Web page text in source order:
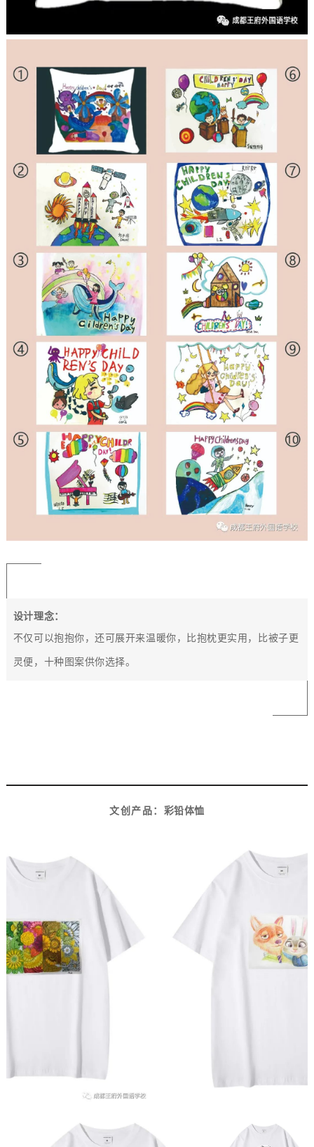
设计理念：
不仅可以抱抱你，还可展开来温暖你， 比抱枕更实用，比被子更
灵便，十种图案供你选择。
文创产品： 彩铅体恤